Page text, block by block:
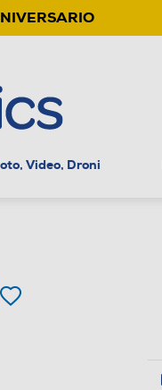
Video, Droni